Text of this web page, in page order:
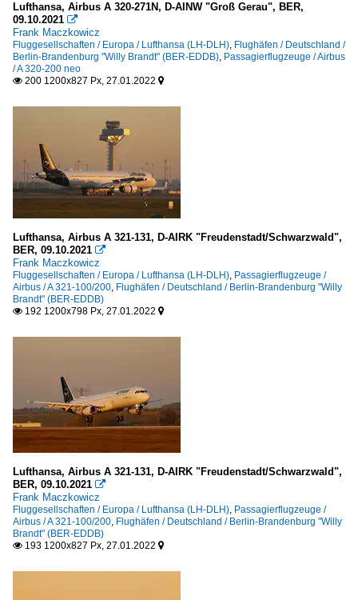
Lufthansa, Airbus A 320-271N, D-AINW "Groß Gerau", BER,
09.10.2021 
Frank Maczkowicz
Fluggesellschaften / Europa / Lufthansa (LH-DLH), Flughäfen / Deutschland /
Berlin-Brandenburg "Willy Brandt" (BER-EDDB), Passagierflugzeuge / Airbus
/ A 320-200 neo
 200 1200x827 Px, 27.01.2022 
Lufthansa, Airbus A 321-131, D-AIRK "Freudenstadt/Schwarzwald",
BER, 09.10.2021 
Frank Maczkowicz
Fluggesellschaften / Europa / Lufthansa (LH-DLH), Passagierflugzeuge /
Airbus / A 321-100/200, Flughäfen / Deutschland / Berlin-Brandenburg "Willy
Brandt" (BER-EDDB)
 192 1200x798 Px, 27.01.2022 
Lufthansa, Airbus A 321-131, D-AIRK "Freudenstadt/Schwarzwald",
BER, 09.10.2021 
Frank Maczkowicz
Fluggesellschaften / Europa / Lufthansa (LH-DLH), Passagierflugzeuge /
Airbus / A 321-100/200, Flughäfen / Deutschland / Berlin-Brandenburg "Willy
Brandt" (BER-EDDB)
 193 1200x827 Px, 27.01.2022 